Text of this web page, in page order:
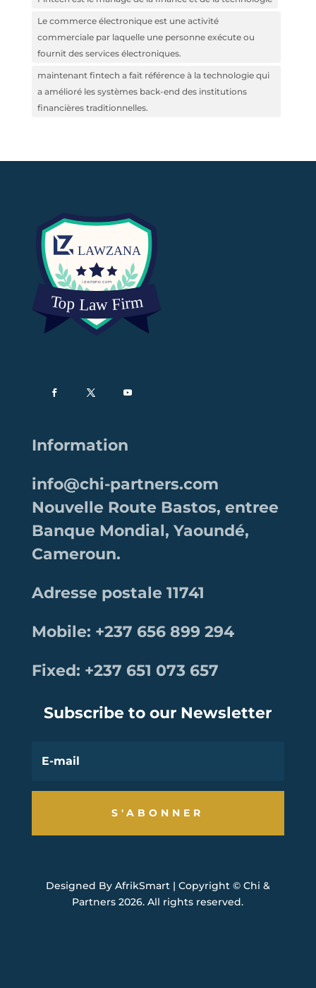
Le commerce électronique est une activité
commerciale par laquelle une personne exécute ou
fournit des services électroniques.
maintenant fintech a fait référence à la technologie qui
a amélioré les systèmes back-end des institutions
financières traditionnelles.
Information
info@chi-partners.com
Nouvelle Route Bastos, entree
Banque Mondial, Yaoundé,
Cameroun.
Adresse postale 11741
Mobile: +237 656 899 294
Fixed: +237 651 073 657
Subscribe to our Newsletter
S'ABONNER
Designed By AfrikSmart| Copyright © Chi &
Partners 2026. All rights reserved.